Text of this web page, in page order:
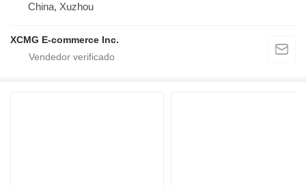
China, Xuzhou
XCMG E-commerce Inc.